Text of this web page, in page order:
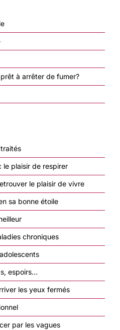
à arrêter de fumer?
le plaisir de respirer
le plaisir de vivre
sa bonne étoile
chroniques
espoirs…
les yeux fermés
par les vagues